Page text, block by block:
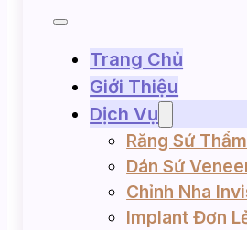
Trang Chủ
Giới Thiệu
Dịch Vụ
Răng Sứ
Dán Sứ
Chỉnh Nha
Implant Đơn